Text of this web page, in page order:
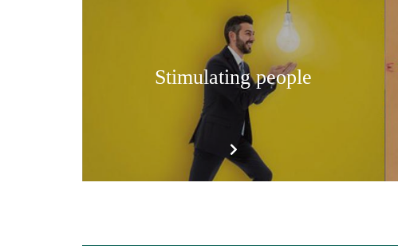
Stimulating people